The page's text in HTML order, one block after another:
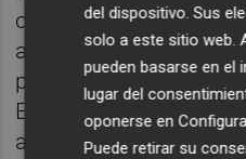
criticada por parte del
aprobación, sin el
pequeño comercio,
Esperemos que esto
alertado.
del dispositivo. Sus
solo a este sitio web.
pueden basarse en el
lugar del
oponerse en
Puede retirar su